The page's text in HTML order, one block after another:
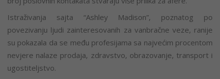
Istraživanja sajta “Ashley Madison”, poznatog po
povezivanju ljudi zainteresovanih za vanbračne veze, ranije
su pokazala da se među profesijama sa najvećim procentom
nevjere nalaze prodaja, zdravstvo, obrazovanje, transport i
ugostiteljstvo.